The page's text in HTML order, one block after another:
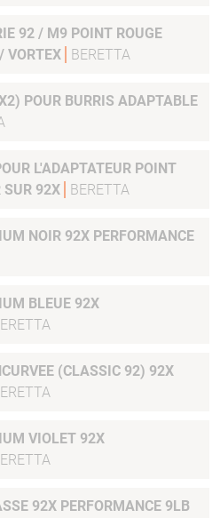
92 / M9 POINT ROUGE
VORTEX
BERETTA
BURRIS ADAPTABLE
L'ADAPTATEUR POINT
SUR 92X
BERETTA
NOIR 92X PERFORMANCE
BLEUE 92X
(CLASSIC 92) 92X
VIOLET 92X
92X PERFORMANCE 9LB